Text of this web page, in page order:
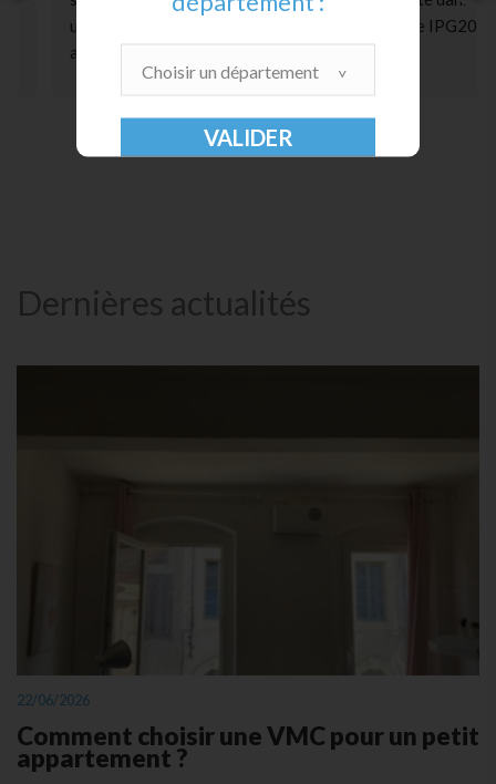
une maison ancienne en Salanque 66. Un système IPG20
a été mis en place. (Inverseur de polarité géo-
magnétique)Après seulement 12 mois les premiers
beaucoup à monsieur MARCHESSEAU pour son travail
et son professionnalisme.Je vous le recommande
Dernières actualités
22/06/2026
Comment choisir une VMC pour un petit
appartement ?
Choisir un département